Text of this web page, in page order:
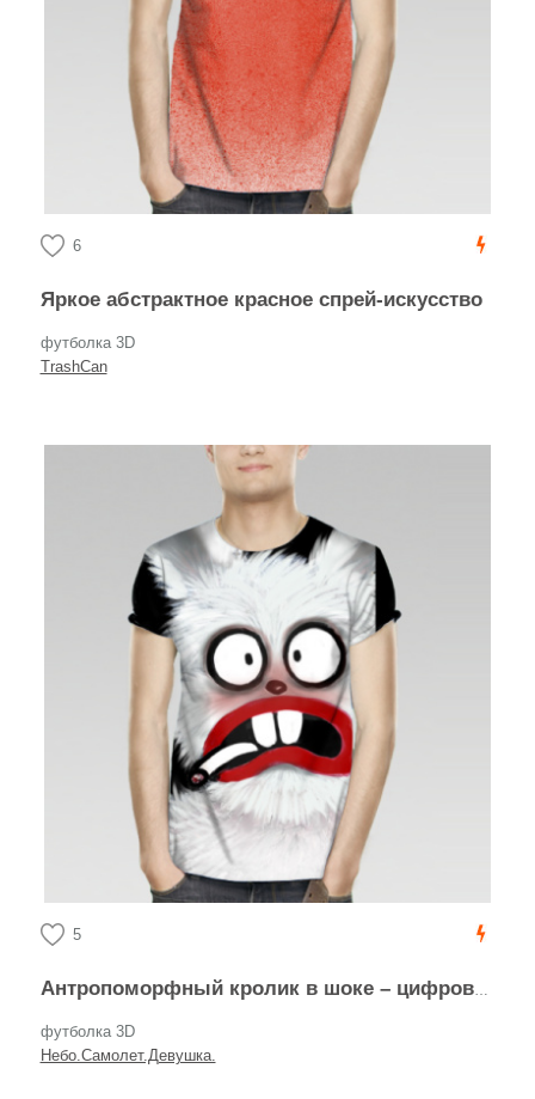
6
Яркое абстрактное красное спрей-искусство
футболка 3D
TrashCan
5
Антропоморфный кролик в шоке – цифровой арт
футболка 3D
Небо.Самолет.Девушка.